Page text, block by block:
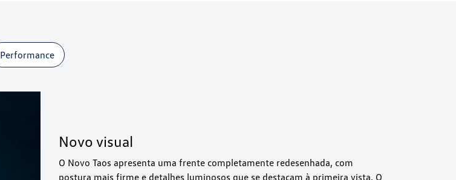
Performance
Novo visual
O Novo Taos apresenta uma frente completamente redesenhada, com
postura mais firme e detalhes luminosos que se destacam à primeira vista. O